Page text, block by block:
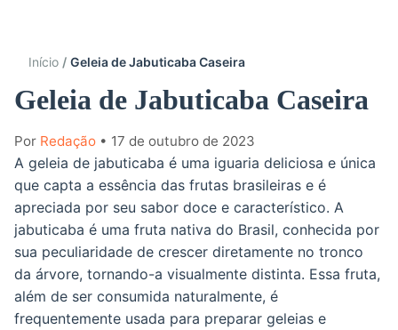
Início Geleia de Jabuticaba Caseira
Geleia de Jabuticaba Caseira
Por Redação • 17 de outubro de 2023
A geleia de jabuticaba é uma iguaria deliciosa e única
que capta a essência das frutas brasileiras e é
apreciada por seu sabor doce e característico. A
jabuticaba é uma fruta nativa do Brasil, conhecida por
sua peculiaridade de crescer diretamente no tronco
da árvore, tornando-a visualmente distinta. Essa fruta,
além de ser consumida naturalmente, é
frequentemente usada para preparar geleias e